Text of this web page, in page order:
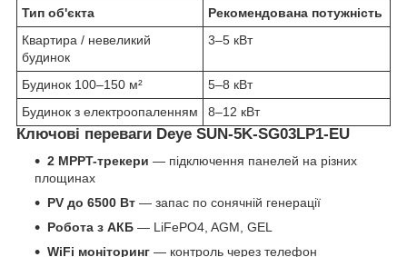
Тип об'єкта
Рекомендована потужність
Квартира / невеликий
будинок
3–5 кВт
Будинок 100–150 м²
5–8 кВт
Будинок з електроопаленням
8–12 кВт
Ключові переваги Deye SUN-5K-SG03LP1-EU
2 MPPT-трекери — підключення панелей на різних
площинах
PV до 6500 Вт — запас по сонячній генерації
Робота з АКБ — LiFePO4, AGM, GEL
WiFi моніторинг — контроль через телефон